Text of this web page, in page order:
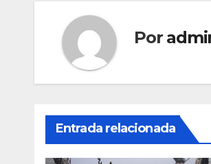
Por
Entrada relacionada